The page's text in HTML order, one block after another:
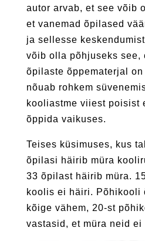
autor arvab, et see võib
et vanemad õpilased
ja sellesse
võib olla põhjuseks see,
õpilaste õppematerjal
nõuab rohkem
kooliastme viiest poisist
õppida vaikuses.
Teises küsimuses, kus
õpilasi häirib müra
33 õpilast häirib müra.
koolis ei häiri. Põhikooli
kõige vähem, 20-st
vastasid, et müra neid ei